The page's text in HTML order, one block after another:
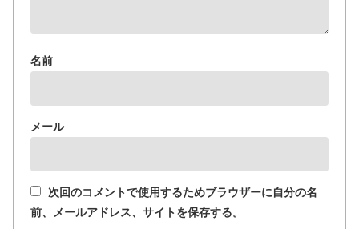
名前
メール
次回のコメントで使用するためブラウザーに自分の名
前、メールアドレス、サイトを保存する。